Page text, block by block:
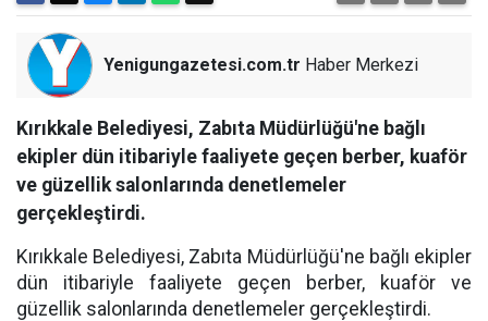
Yenigungazetesi.com.tr Haber Merkezi
Kırıkkale Belediyesi, Zabıta Müdürlüğü'ne bağlı
ekipler dün itibariyle faaliyete geçen berber, kuaför
ve güzellik salonlarında denetlemeler
gerçekleştirdi.
Kırıkkale Belediyesi, Zabıta Müdürlüğü'ne bağlı ekipler
dün itibariyle faaliyete geçen berber, kuaför ve
güzellik salonlarında denetlemeler gerçekleştirdi.